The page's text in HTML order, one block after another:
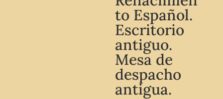
to Español.
Escritorio
antiguo.
Mesa de
despacho
antigua.